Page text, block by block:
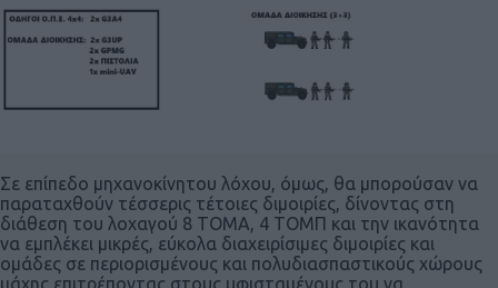
Σε επίπεδο μηχανοκίνητου λόχου, όμως, θα μπορούσαν να
παραταχθούν τέσσερις τέτοιες διμοιρίες, δίνοντας στη
διάθεση του λοχαγού 8 ΤΟΜΑ, 4 ΤΟΜΠ και την ικανότητα
να εμπλέκει μικρές, εύκολα διαχειρίσιμες διμοιρίες και
ομάδες σε περιορισμένους και πολυδιασπαστικούς χώρους
μάχης επιτρέποντας στους υφισταμένους του να